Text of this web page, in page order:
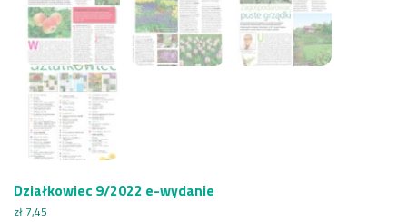
Działkowiec 9/2022 e-wydanie
zł 7,45